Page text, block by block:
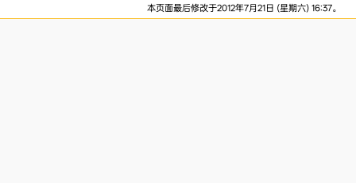
本页面最后修改于2012年7月21日 (星期六) 16:37。